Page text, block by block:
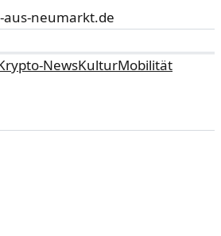
aus-neumarkt.de
NewsKulturMobilität